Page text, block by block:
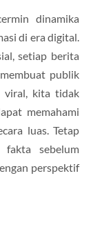
dinamika
di era digital.
setiap berita
publik
viral, kita tidak
memahami
luas. Tetap
sebelum
perspektif